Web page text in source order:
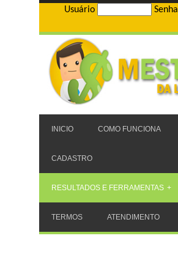
Usuário Senha
INICIO COMO FUNCIONA
CADASTRO
RESULTADOS E FERRAMENTAS
TERMOS ATENDIMENTO